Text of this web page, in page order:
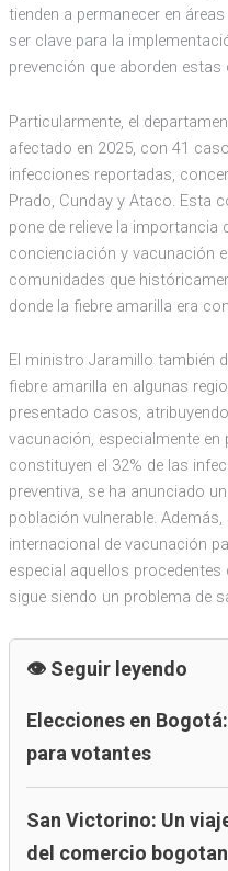
tienden a permanecer en
ser clave para la
prevención que aborden estas
Particularmente, el
afectado en 2025, con 41
infecciones reportadas,
Prado, Cunday y Ataco. Esta
pone de relieve la importancia
concienciación y vacunación
comunidades que
donde la fiebre amarilla era
El ministro Jaramillo también
fiebre amarilla en algunas
presentado casos,
vacunación, especialmente
constituyen el 32% de las
preventiva, se ha anunciado
población vulnerable.
internacional de vacunación
especial aquellos
sigue siendo un problema de
Seguir leyendo
Elecciones en
para votantes
San Victorino: Un
del comercio